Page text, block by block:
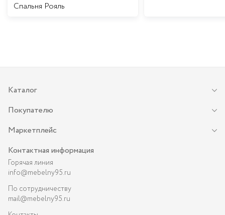
Спальня Рояль
Каталог
Покупателю
Маркетплейс
Контактная информация
Горячая линия
info@mebelny95.ru
По сотрудничеству
mail@mebelny95.ru